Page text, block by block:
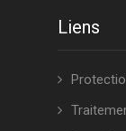
Liens